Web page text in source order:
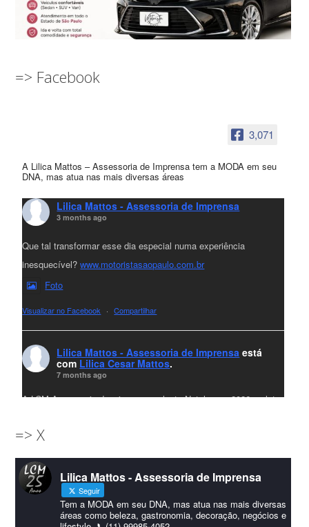
=> Facebook
3,071
A Lilica Mattos – Assessoria de Imprensa tem a MODA em seu
DNA, mas atua nas mais diversas áreas
Lilica Mattos - Assessoria de Imprensa
3 months ago
Que tal transformar esse dia especial numa experiência
inesquecível?www.motoristasaopaulo.com.br
Foto
Visualizar no Facebook · Compartilhar
Lilica Mattos - Assessoria de Imprensa está
com Lilica Cesar Mattos.
7 months ago
A LCM Assessoria deseja um excelente Natal e um 2026 repleto
amigos que sempre nos acompanham!🎄✨🥂❤️
#lcmassessoriassessoria#natal #merrychristmas #felizanonovo
#HappyNewYear
Foto
=> X
Lilica Mattos - Assessoria de Imprensa
Seguir
Tem a MODA em seu DNA, mas atua nas mais diversas
áreas como beleza, gastronomia, decoração, negócios e